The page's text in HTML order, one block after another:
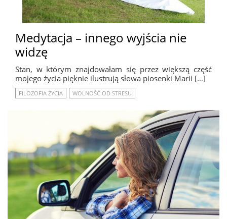
Medytacja – innego wyjścia nie
widzę
Stan, w którym znajdowałam się przez większą część
mojego życia pięknie ilustrują słowa piosenki Marii […]
FILOZOFIA ŻYCIA WOLNOŚĆ OD STRESU